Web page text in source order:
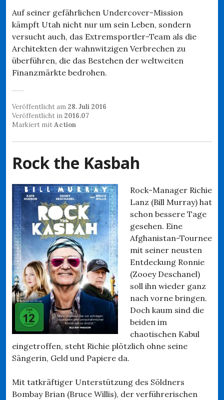
Auf seiner gefährlichen Undercover-Mission
kämpft Utah nicht nur um sein Leben, sondern
versucht auch, das Extremsportler-Team als die
Architekten der wahnwitzigen Verbrechen zu
überführen, die das Bestehen der weltweiten
Finanzmärkte bedrohen.
Veröffentlicht am 28. Juli 2016
Veröffentlicht in 2016.07
Markiert mitAction
Rock the Kasbah
Rock-Manager Richie
Lanz (Bill Murray) hat
schon bessere Tage
gesehen. Eine
Afghanistan-Tournee
mit seiner neusten
Entdeckung Ronnie
(Zooey Deschanel)
soll ihn wieder ganz
nach vorne bringen.
Doch kaum sind die
beiden im
chaotischen Kabul
eingetroffen, steht Richie plötzlich ohne seine
Sängerin, Geld und Papiere da.
Mit tatkräftiger Unterstützung des Söldners
Bombay Brian (Bruce Willis), der verführerischen